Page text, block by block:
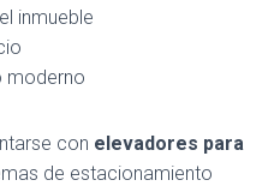
inmueble
moderno
con elevadores para
de estacionamiento